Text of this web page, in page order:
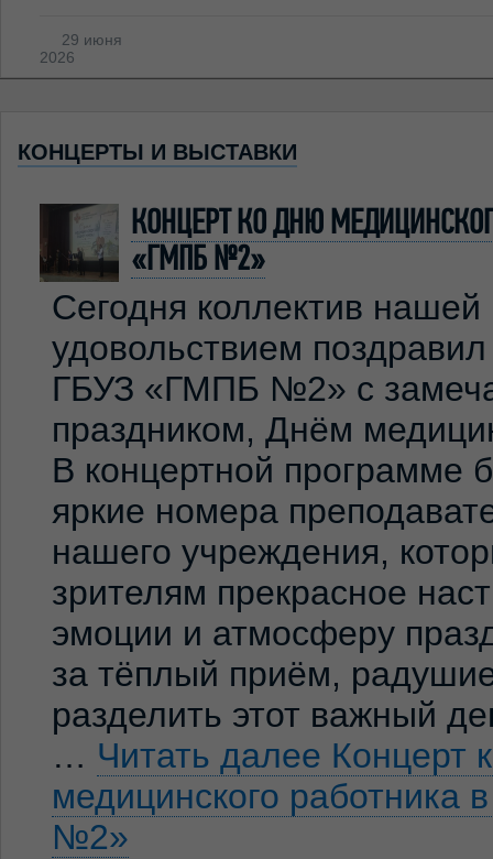
29 июня
2026
КОНЦЕРТЫ И ВЫСТАВКИ
КОНЦЕРТ КО ДНЮ
«ГМПБ №2»
Сегодня коллектив
удовольствием
ГБУЗ «ГМПБ №2» с
праздником, Днём
В концертной программе
яркие номера
нашего учреждения,
зрителям прекрасное
эмоции и атмосферу
за тёплый приём,
разделить этот важный
… Читать далее Концерт
медицинского
№2»